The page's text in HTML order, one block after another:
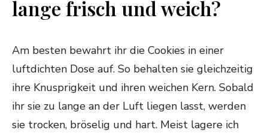
lange frisch und weich?
Am besten bewahrt ihr die Cookies in einer
luftdichten Dose auf. So behalten sie gleichzeitig
ihre Knusprigkeit und ihren weichen Kern. Sobald
ihr sie zu lange an der Luft liegen lasst, werden
sie trocken, bröselig und hart. Meist lagere ich